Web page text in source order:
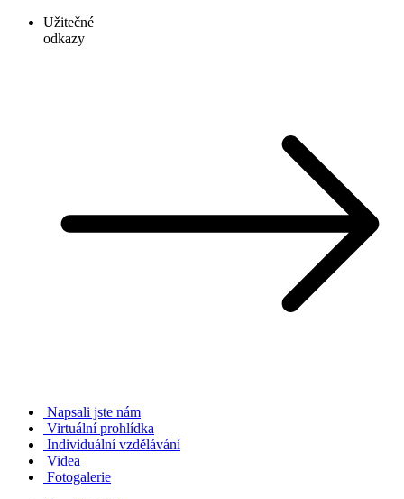
Užitečné
odkazy
Napsali jste nám
Virtuální prohlídka
Individuální vzdělávání
Videa
Fotogalerie